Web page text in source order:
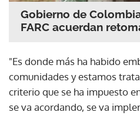
Gobierno de
FARC acuerdan
"Es donde más ha habido
comunidades y estamos
criterio que se ha impuesto
se va acordando, se va